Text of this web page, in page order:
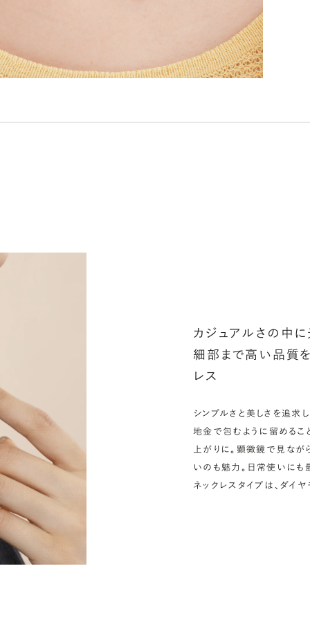
カジュアルさの中
細部まで高い品質
レス
シンプルさと美しさを追求し
地金で包むように留めるこ
上がりに。顕微鏡で見な
いのも魅力。日常使いにも
ネックレスタイプは、ダイ